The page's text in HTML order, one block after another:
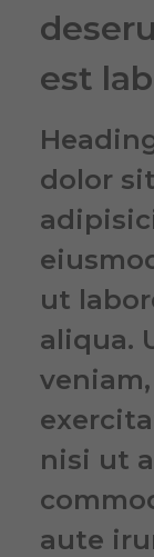
est
dolor
ut
aliqua.
nisi ut
aute